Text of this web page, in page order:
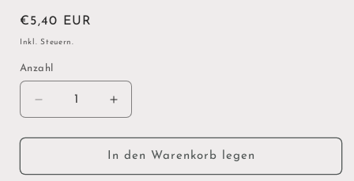
Normaler
Preis
€5,40 EUR
Inkl. Steuern.
Anzahl
Verringere
die
Menge
Zahlenstecker
Erhöhe
die
Menge
für
Zahlenstecker
In den Warenkorb legen